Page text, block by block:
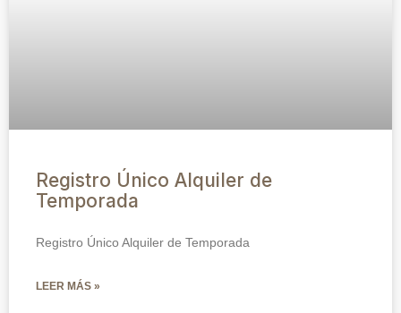
Registro Único Alquiler de
Temporada
Registro Único Alquiler de Temporada
LEER MÁS »